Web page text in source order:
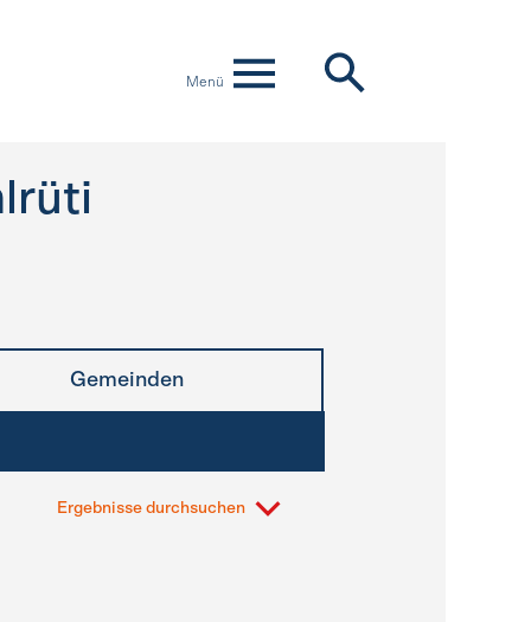
Menü
Gemeinden
Ergebnisse durchsuchen